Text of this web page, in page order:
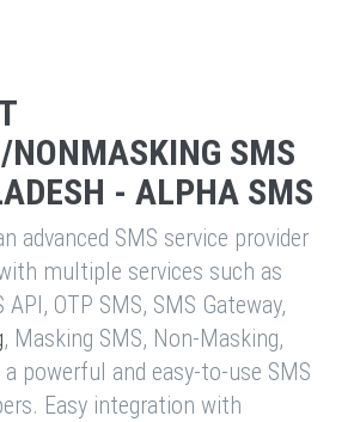
NONMASKING SMS
- ALPHA SMS
advanced SMS service provider
multiple services such as
API, OTP SMS, SMS Gateway,
, Masking SMS, Non-Masking,
powerful and easy-to-use SMS
Easy integration with